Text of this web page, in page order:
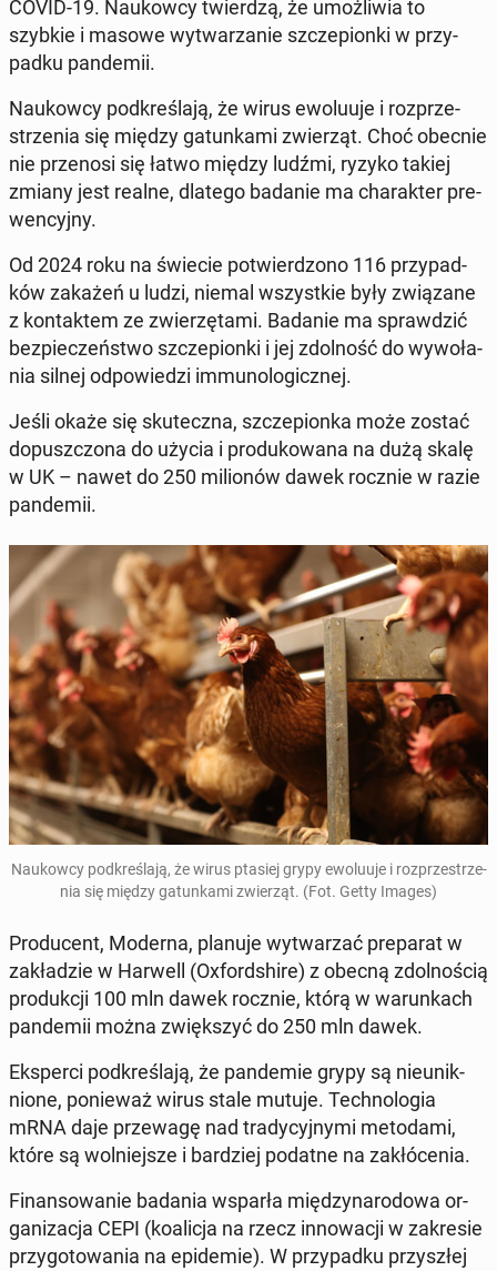
COVID-19. Na­ukow­cy twier­dzą, że umoż­li­wia to
szybkie i masowe wy­twa­rza­nie szcze­pion­ki w przy­
pad­ku pan­de­mii.
Na­ukow­cy pod­kre­śla­ją, że wirus ewo­lu­uje i roz­prze­
strze­nia się między ga­tun­ka­mi zwie­rząt. Choć obecnie
nie prze­no­si się łatwo między ludźmi, ryzyko takiej
zmiany jest realne, dlatego badanie ma cha­rak­ter pre­
wen­cyj­ny.
Od 2024 roku na świecie po­twier­dzo­no 116 przy­pad­
ków zakażeń u ludzi, niemal wszyst­kie były zwią­za­ne
z kon­tak­tem ze zwie­rzę­ta­mi. Badanie ma spraw­dzić
bez­pie­czeń­stwo szcze­pion­ki i jej zdol­ność do wy­wo­ła­
nia silnej od­po­wie­dzi im­mu­no­lo­gicz­nej.
Jeśli okaże się sku­tecz­na, szcze­pion­ka może zostać
do­pusz­czo­na do użycia i pro­du­ko­wa­na na dużą skalę
w UK – nawet do 250 mi­lio­nów dawek rocznie w razie
pan­de­mii.
Na­ukow­cy pod­kre­śla­ją, że wirus ptasiej grypy ewo­lu­uje i roz­prze­strze­
nia się między ga­tun­ka­mi zwie­rząt. (Fot. Getty Images)
Pro­du­cent, Moderna, planuje wy­twa­rzać pre­pa­rat w
za­kła­dzie w Harwell (Oxford­shi­re) z obecną zdol­no­ścią
pro­duk­cji 100 mln dawek rocznie, którą w wa­run­kach
pan­de­mii można zwięk­szyć do 250 mln dawek.
Eks­per­ci pod­kre­śla­ją, że pan­de­mie grypy są nie­unik­
nio­ne, po­nie­waż wirus stale mutuje. Tech­no­lo­gia
mRNA daje prze­wa­gę nad tra­dy­cyj­ny­mi me­to­da­mi,
które są wol­niej­sze i bar­dziej podatne na za­kłó­ce­nia.
Fi­nan­so­wa­nie badania wsparła mię­dzy­na­ro­do­wa or­
ga­ni­za­cja CEPI (ko­ali­cja na rzecz in­no­wa­cji w za­kre­sie
przy­go­to­wa­nia na epi­de­mie). W przy­pad­ku przy­szłej